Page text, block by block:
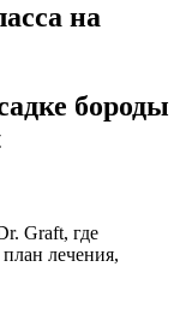
на
бороды
Graft, где
лечения,